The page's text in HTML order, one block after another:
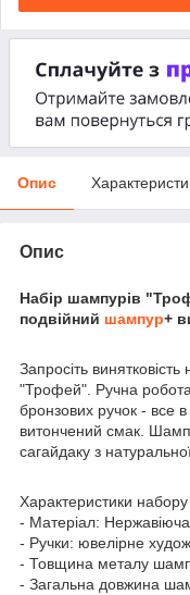
Опис
Опис
Набір шампурів
подвійний шампур+
Запросіть
"Трофей". Ручна
бронзових ручок - все
витончений смак.
сагайдаку з
Характеристики
- Матеріал:
- Ручки: ювелірне
- Товщина металу
- Загальна довжина